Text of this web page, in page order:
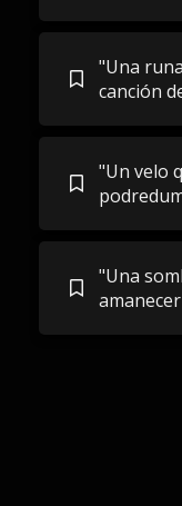
"Una
canción
"Un velo
"Una